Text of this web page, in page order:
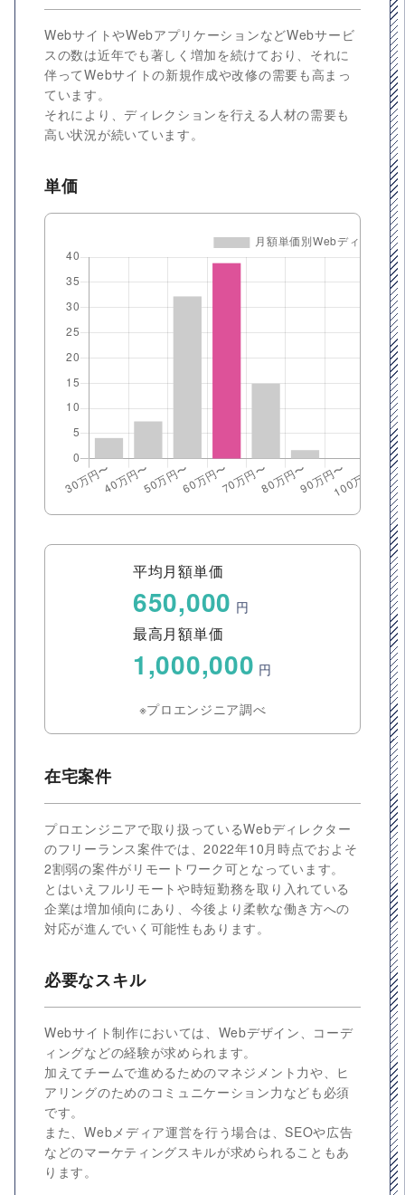
WebサイトやWebアプリケーションなどWebサービ
スの数は近年でも著しく増加を続けており、それに
伴ってWebサイトの新規作成や改修の需要も高まっ
ています。
それにより、ディレクションを行える人材の需要も
高い状況が続いています。
単価
平均月額単価
650,000 円
最高月額単価
1,000,000 円
※プロエンジニア調べ
在宅案件
プロエンジニアで取り扱っているWebディレクター
のフリーランス案件では、2022年10月時点でおよそ
2割弱の案件がリモートワーク可となっています。
とはいえフルリモートや時短勤務を取り入れている
企業は増加傾向にあり、今後より柔軟な働き方への
対応が進んでいく可能性もあります。
必要なスキル
Webサイト制作においては、Webデザイン、コーデ
ィングなどの経験が求められます。
加えてチームで進めるためのマネジメント力や、ヒ
アリングのためのコミュニケーション力なども必須
です。
また、Webメディア運営を行う場合は、SEOや広告
などのマーケティングスキルが求められることもあ
ります。